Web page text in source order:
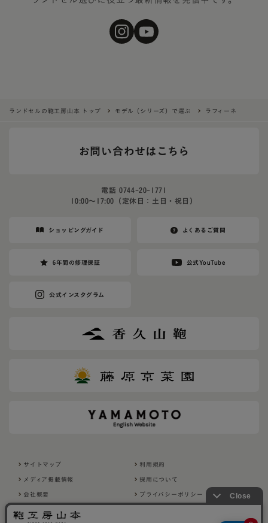
ランドセルの鞄工房山本 トップ モデル（シリーズ）で選ぶ ラフィーネ
お問い合わせはこちら
電話0744-20-1771
10:00〜17:00（定休日：土日・祝日）
ショッピングガイド よくあるご質問
6年間の修理保証 公式YouTube
公式インスタグラム
サイトマップ 利用規約
メディア掲載情報 採用について
会社概要 プライバシーポリシー